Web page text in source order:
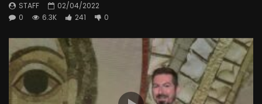
STAFF
02/04/2022
0
6.3K 241 0